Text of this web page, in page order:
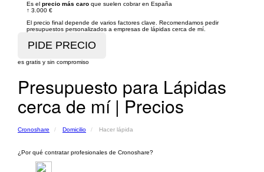
Es el precio más caro que suelen cobrar en España
↑ 3.000 €
El precio final depende de varios factores clave. Recomendamos pedir
presupuestos personalizados a empresas de lápidas cerca de mí.
es gratis y sin compromiso
Presupuesto para Lápidas
cerca de mí | Precios
Cronoshare Domicilio Hacer lápida
¿Por qué contratar profesionales de Cronoshare?